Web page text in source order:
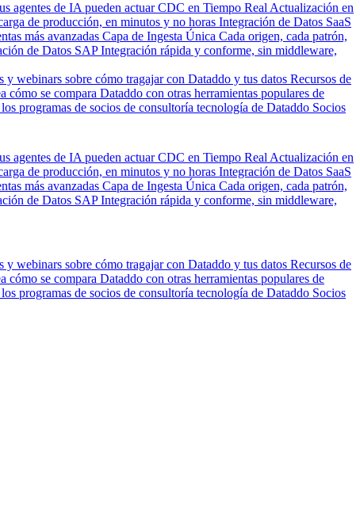
agentes de IA pueden actuar CDC en Tiempo Real Actualización en
de producción, en minutos y no horas Integración de Datos SaaS
más avanzadas Capa de Ingesta Única Cada origen, cada patrón,
de Datos SAP Integración rápida y conforme, sin middleware,
y webinars sobre cómo tragajar con Dataddo y tus datos Recursos de
cómo se compara Dataddo con otras herramientas populares de
programas de socios de consultoría tecnología de Dataddo Socios
agentes de IA pueden actuar CDC en Tiempo Real Actualización en
de producción, en minutos y no horas Integración de Datos SaaS
más avanzadas Capa de Ingesta Única Cada origen, cada patrón,
de Datos SAP Integración rápida y conforme, sin middleware,
y webinars sobre cómo tragajar con Dataddo y tus datos Recursos de
cómo se compara Dataddo con otras herramientas populares de
programas de socios de consultoría tecnología de Dataddo Socios